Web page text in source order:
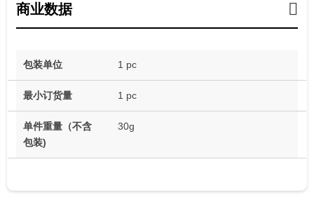
商业数据
包装单位 1 pc
最小订货量 1 pc
单件重量（不含
包装)
30g